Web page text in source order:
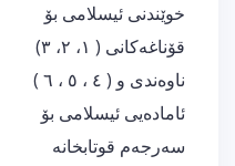
خوێندنی ئیسلامی بۆ
قۆناغەکانی ( ١، ٢، ٣)
ناوەندی و ( ٤ ، ٥ ، ٦ )
ئامادەیی ئیسلامی بۆ
سەرجەم قوتابخانە